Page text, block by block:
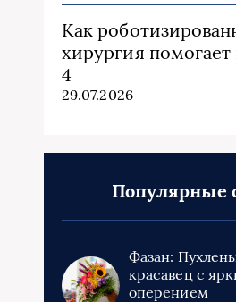
Как
хирургия
4
29.07.2026
Популярные
Фазан:
красавец с
оперением